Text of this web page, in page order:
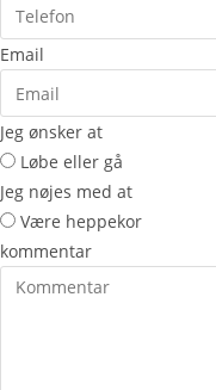
Email
Jeg ønsker at
Løbe eller gå
Jeg nøjes med at
Være heppekor
kommentar